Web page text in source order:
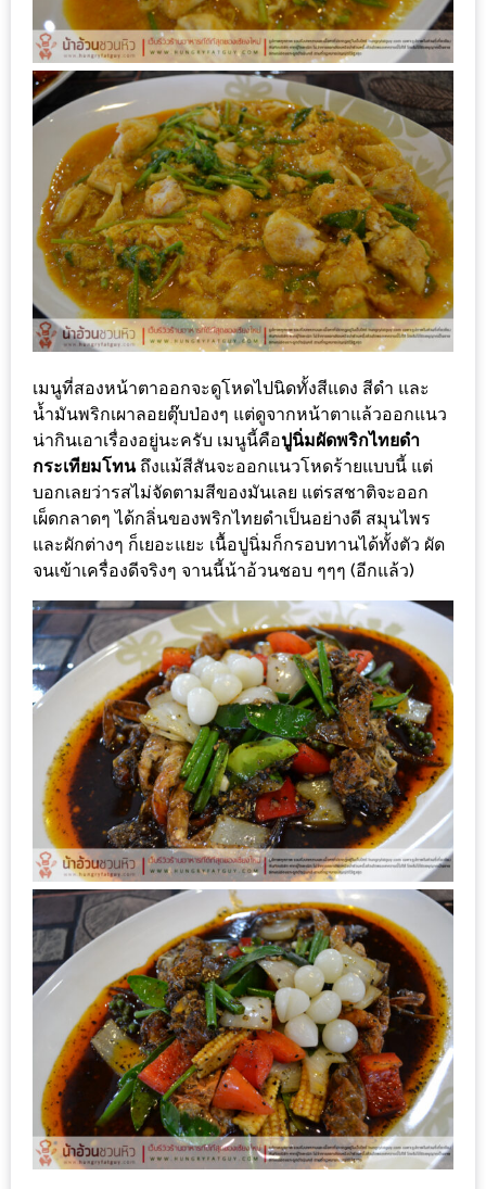
ความ
อร่อย
ทั่ว
เชียงใหม่
ลุ้น
บัตร
รับ
ประทาน
บุฟเฟ่ต์
ฟรี
ที่
CRYSTAL
เชียงใหม่
ฟรี
2
ท่าน
ลุ้น
รับ
GIFT
VOUCHER
รับ
ประทาน
อาหาร
มูลค่า
1,000
บาท
ฟรี
3
วัน
แม่
สุด
พิเศษ
โปร
โม
เมนูที่สองหน้าตาออกจะดูโหดไปนิดทั้งสีแดง สีดำ และ
น้ำมันพริกเผาลอยตุ๊บป่องๆ แต่ดูจากหน้าตาแล้วออกแนว
น่ากินเอาเรื่องอยู่นะครับ เมนูนี้คือปูนิ่มผัดพริกไทยดำ
กระเทียมโทนถึงแม้สีสันจะออกแนวโหดร้ายแบบนี้ แต่
บอกเลยว่ารสไม่จัดตามสีของมันเลย แต่รสชาติจะออก
เผ็ดกลาดๆ ได้กลิ่นของพริกไทยดำเป็นอย่างดี สมุนไพร
และผักต่างๆ ก็เยอะแยะ เนื้อปูนิ่มก็กรอบทานได้ทั้งตัว ผัด
จนเข้าเครื่องดีจริงๆ จานนี้น้าอ้วนชอบ ๆๆๆ (อีกแล้ว)